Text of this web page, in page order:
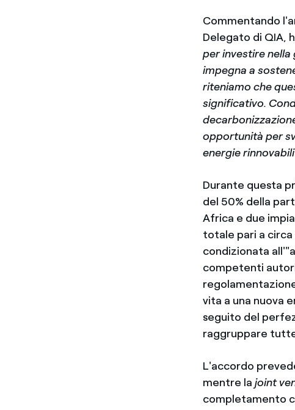
Commentando
Delegato di QIA,
per investire nella
impegna a
riteniamo che
significativo.
opportunità per
energie
Durante questa
del 50% della
Africa e due
totale pari a circa
condizionata
competenti
vita a una nuova
seguito del
raggruppare
L'accordo
mentre lajoint
completamento